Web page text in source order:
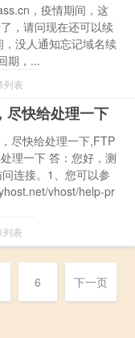
，疫情期间，这
，请问现在还可以续
没人通知忘记域名续
期，...
列表
尽快给处理一下
尽快给处理一下,FTP
理一下 答：您好，测
连接。1、您可以参
vhost/help-pr
列表
6 下一页